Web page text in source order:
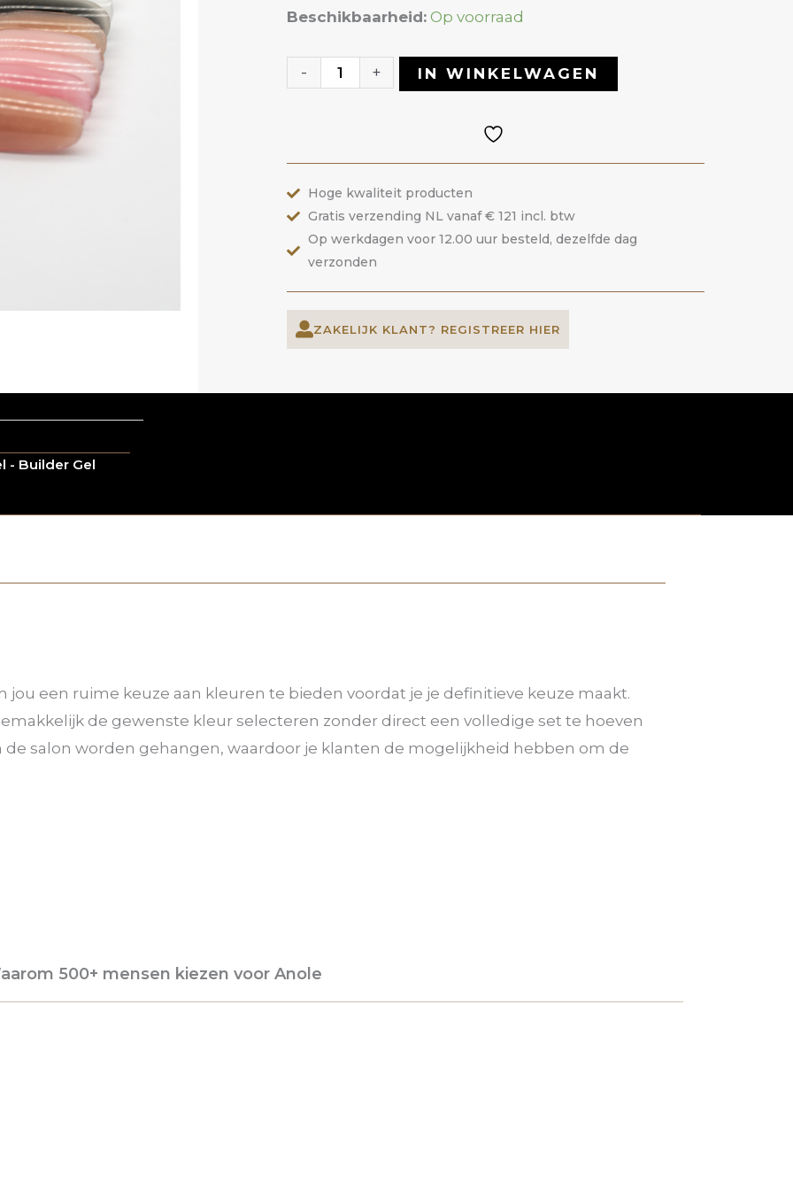
Beschikbaarheid: Op voorraad
-
Gelakte
ACRYGEL
+ IN WINKELWAGEN
Hoge kwaliteit producten
Gratis verzending NL vanaf € 121 incl. btw
Op werkdagen voor 12.00 uur besteld, dezelfde dag
verzonden
ZAKELIJK KLANT? REGISTREER HIER
- Builder Gel
een ruime keuze aan kleuren te bieden voordat je je definitieve keuze maakt.
de gewenste kleur selecteren zonder direct een volledige set te hoeven
salon worden gehangen, waardoor je klanten de mogelijkheid hebben om de
500+ mensen kiezen voor Anole